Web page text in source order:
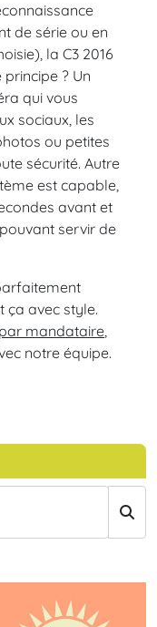
de série ou en
la C3 2016
principe ? Un
qui vous
sociaux, les
ou petites
sécurité. Autre
est capable,
avant et
servir de
ça avec style.
mandataire,
notre équipe.